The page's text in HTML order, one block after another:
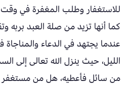
للاستغفار وطلب المغفرة في وقت
كما أنها تزيد من صلة العبد بربه
عندما يجتهد في الدعاء والمناجاة
الليل، حيث ينزل الله تعالى إلى
من سائل فأعطيه، هل من مستغفر